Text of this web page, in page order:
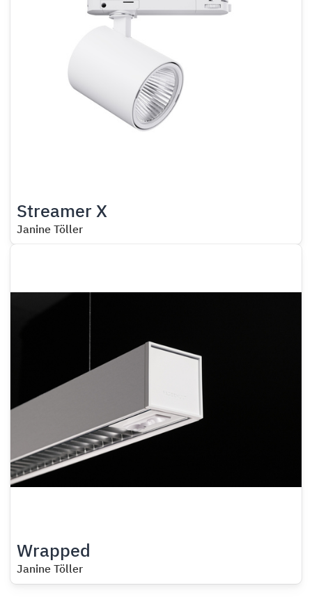
Streamer X
Janine Töller
Wrapped
Janine Töller